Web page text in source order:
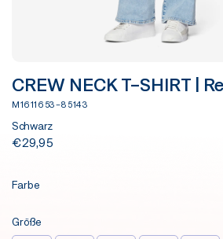
CREW NECK T-SHIRT |
M1611653-85143
Schwarz
€29,95
Farbe
Größe